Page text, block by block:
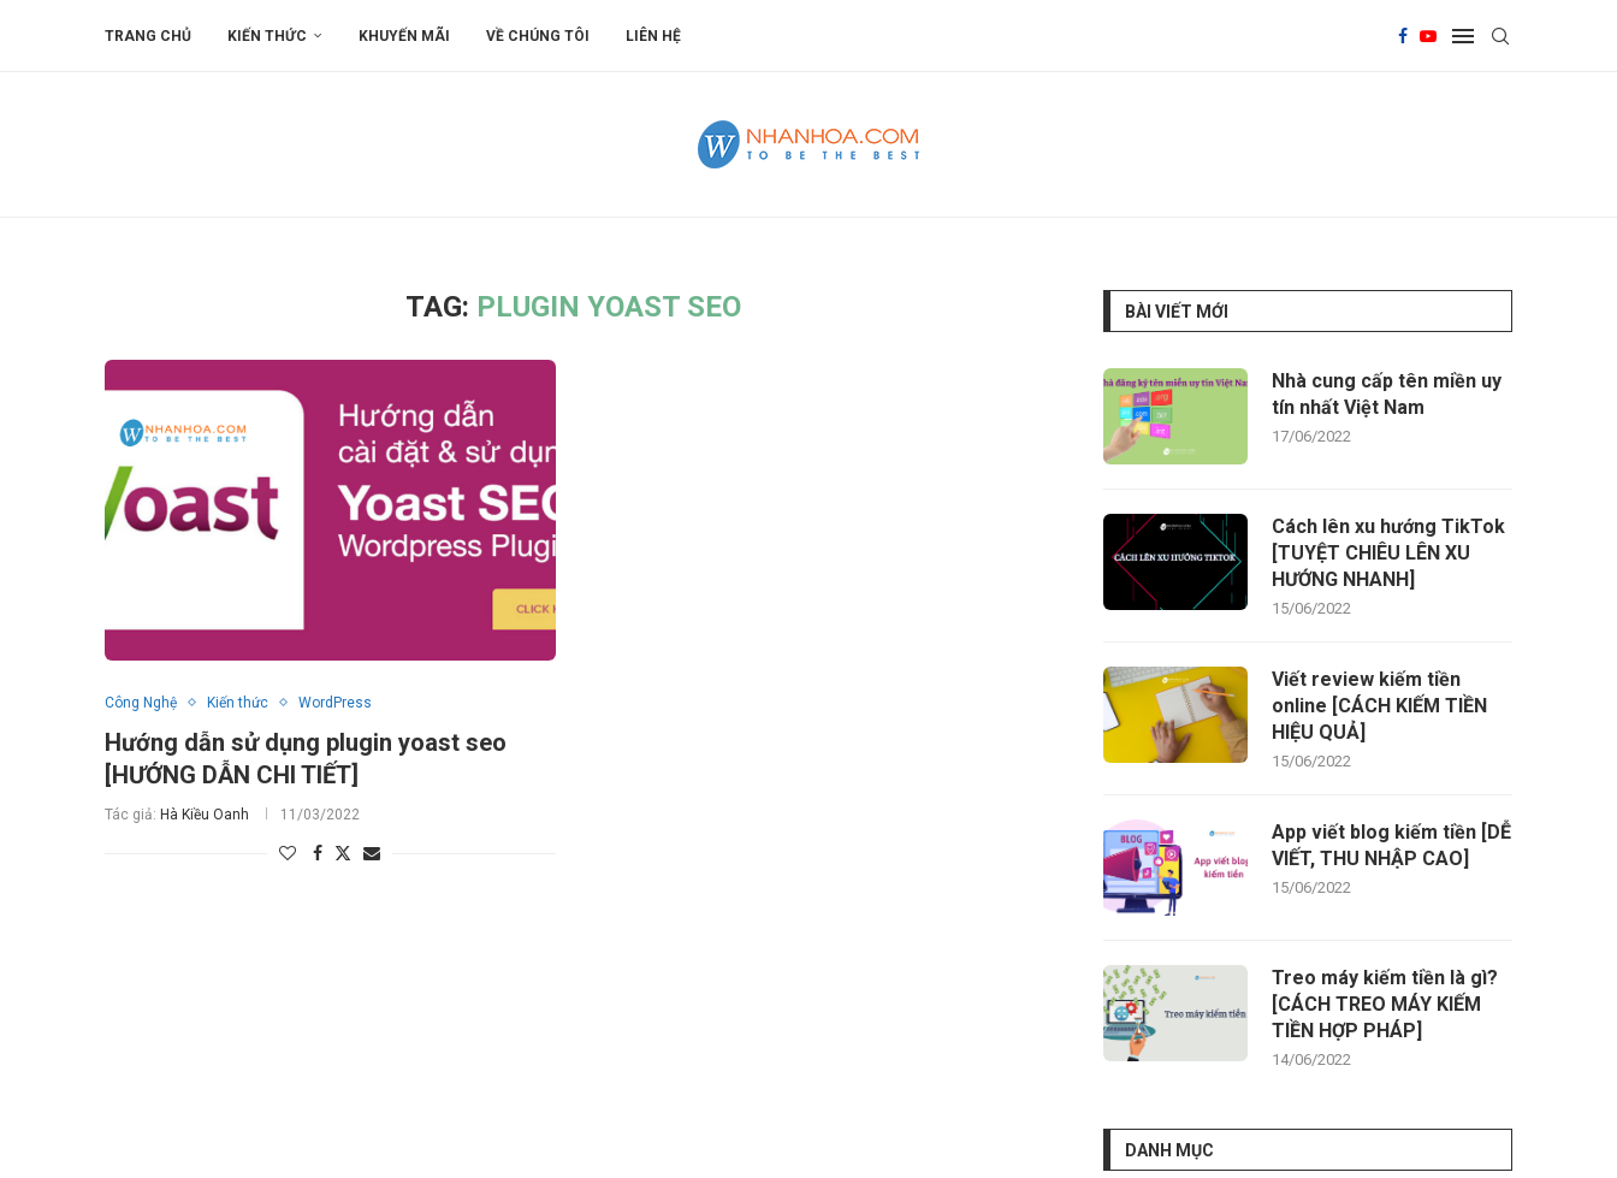
TRANG CHỦ KIẾN THỨC KHUYẾN MÃI VỀ CHÚNG TÔI LIÊN HỆ
TAG: PLUGIN YOAST SEO
Công Nghệ Kiến thức WordPress
Hướng dẫn sử dụng plugin yoast seo
[HƯỚNG DẪN CHI TIẾT]
Tác giả: Hà Kiều Oanh 11/03/2022
BÀI VIẾT MỚI
Nhà cung cấp tên miền uy
tín nhất Việt Nam
17/06/2022
Cách lên xu hướng TikTok
[TUYỆT CHIÊU LÊN XU
HƯỚNG NHANH]
15/06/2022
Viết review kiếm tiền
online [CÁCH KIẾM TIỀN
HIỆU QUẢ]
15/06/2022
App viết blog kiếm tiền [DỄ
VIẾT, THU NHẬP CAO]
15/06/2022
Treo máy kiếm tiền là gì?
[CÁCH TREO MÁY KIẾM
TIỀN HỢP PHÁP]
14/06/2022
DANH MỤC